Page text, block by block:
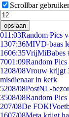
Scrollbar
opslaan
011:03Random Pics
1307:36MIVD-baas
1606:35VrijMiBabes
7001:09Random
1208/08Vrouw krijgt
misdienaar in kerk
5208/08PostNL-
3508/08Random
207/08De
1607/08Meta krijgt